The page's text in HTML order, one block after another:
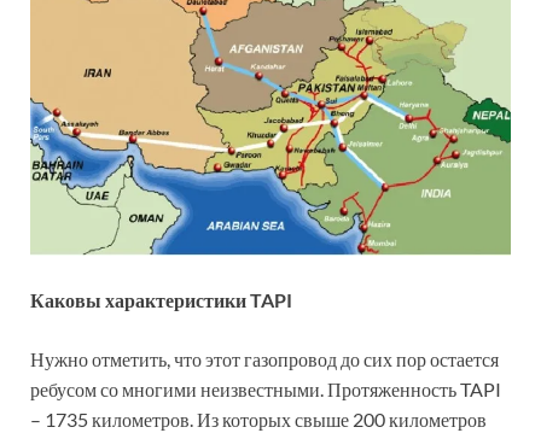
Каковы характеристики TAPI
Нужно отметить, что этот газопровод до сих пор остается
ребусом со многими неизвестными. Протяженность TAPI
– 1735 километров. Из которых свыше 200 километров